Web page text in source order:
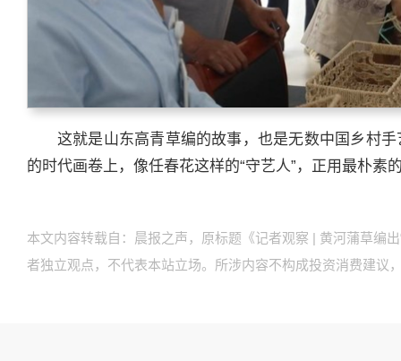
这就是山东高青草编的故事，也是无数中国乡村
的时代画卷上，像任春花这样的“守艺人”，正用最朴素
本文内容转载自：晨报之声，原标题《记者观察 | 黄河蒲草编
者独立观点，不代表本站立场。所涉内容不构成投资消费建议